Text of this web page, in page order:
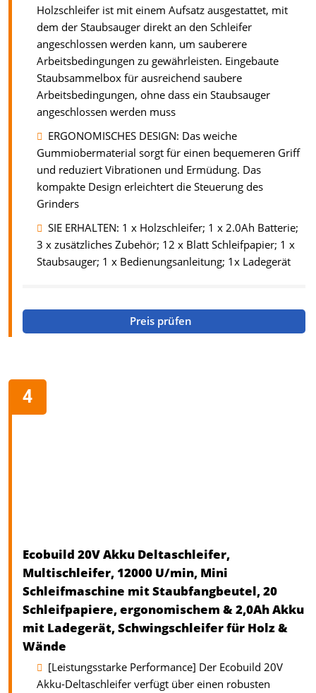
Holzschleifer ist mit einem Aufsatz ausgestattet, mit
dem der Staubsauger direkt an den Schleifer
angeschlossen werden kann, um sauberere
Arbeitsbedingungen zu gewährleisten. Eingebaute
Staubsammelbox für ausreichend saubere
Arbeitsbedingungen, ohne dass ein Staubsauger
angeschlossen werden muss
ERGONOMISCHES DESIGN: Das weiche
Gummiobermaterial sorgt für einen bequemeren Griff
und reduziert Vibrationen und Ermüdung. Das
kompakte Design erleichtert die Steuerung des
Grinders
SIE ERHALTEN: 1 x Holzschleifer; 1 x 2.0Ah Batterie;
3 x zusätzliches Zubehör; 12 x Blatt Schleifpapier; 1 x
Staubsauger; 1 x Bedienungsanleitung; 1x Ladegerät
Preis prüfen
Ecobuild 20V Akku Deltaschleifer,
Multischleifer, 12000 U/min, Mini
Schleifmaschine mit Staubfangbeutel, 20
Schleifpapiere, ergonomischem & 2,0Ah Akku
mit Ladegerät, Schwingschleifer für Holz &
Wände
[Leistungsstarke Performance] Der Ecobuild 20V
Akku-Deltaschleifer verfügt über einen robusten